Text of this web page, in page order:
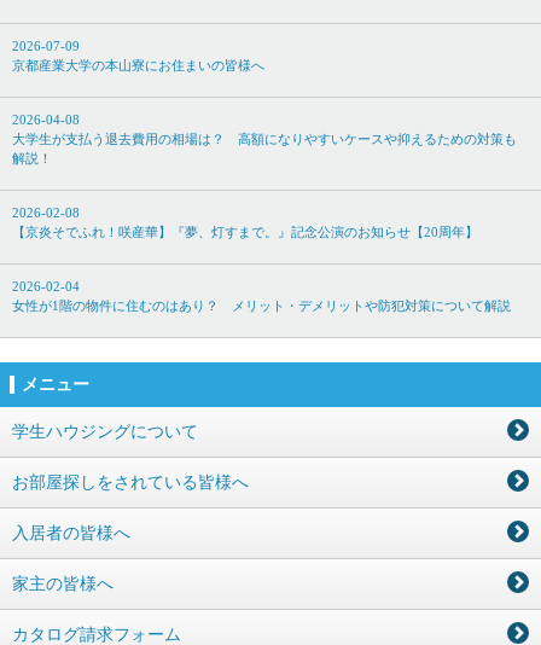
2026-07-09
京都産業大学の本山寮にお住まいの皆様へ
2026-04-08
大学生が支払う退去費用の相場は？ 高額になりやすいケースや抑えるための対策も
解説！
2026-02-08
【京炎そでふれ！咲産華】『夢、灯すまで。』記念公演のお知らせ【20周年】
2026-02-04
女性が1階の物件に住むのはあり？ メリット・デメリットや防犯対策について解説
メニュー
学生ハウジングについて
お部屋探しをされている皆様へ
入居者の皆様へ
家主の皆様へ
カタログ請求フォーム